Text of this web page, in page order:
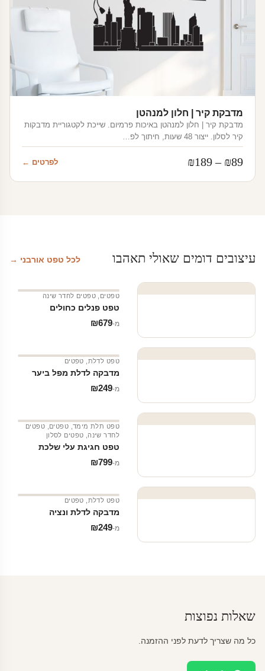
מדבקת קיר | חלון למנהטן
מדבקת קיר | חלון למנהטן באיכות פרמיום. שייכת לקטגוריית מדבקות
קיר לסלון. ייצור 48 שעות, חיתוך לפ…
₪89
–
₪189
מחירים:
לפרטים ←
עיצובים דומים שאולי תאהבו לכל טפט אורבני →
טפטים טפטים לחדר שינה
טפט פנלים כחולים
מ‑ ₪679
טפט לדלת טפטים
מדבקה לדלת מפל ביער
מ‑ ₪249
טפט תלת מימד טפטים
טפטים
לחדר שינה
טפטים לסלון
טפט חגיגת עלי שלכת
מ‑ ₪799
טפט לדלת טפטים
מדבקה לדלת ונציה
מ‑ ₪249
שאלות נפוצות
כל מה שצריך לדעת לפני ההזמנה.